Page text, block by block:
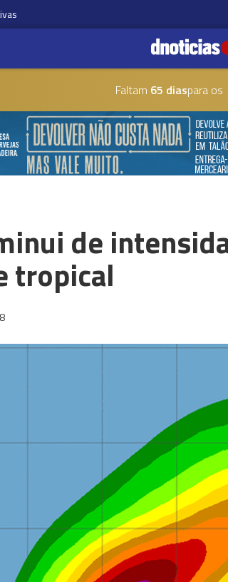
Faltam 65 diaspara os
de
tropical